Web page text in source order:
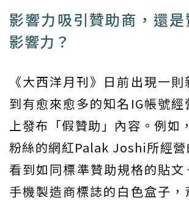
影響力吸引贊助商，還
影響力？
《大西洋月刊》日前出現一
到有愈來愈多的知名IG帳號經
上發布「假贊助」內容。例如
粉絲的網紅Palak Joshi所經營
看到如同標準贊助規格的貼文
手機製造商標誌的白色盒子，